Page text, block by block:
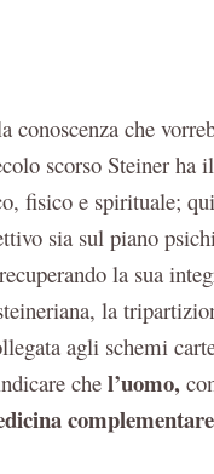
conoscenza che
scorso Steiner ha
fisico e spirituale;
sia sul piano
la sua
la
agli schemi
chel’uomo,
complementare